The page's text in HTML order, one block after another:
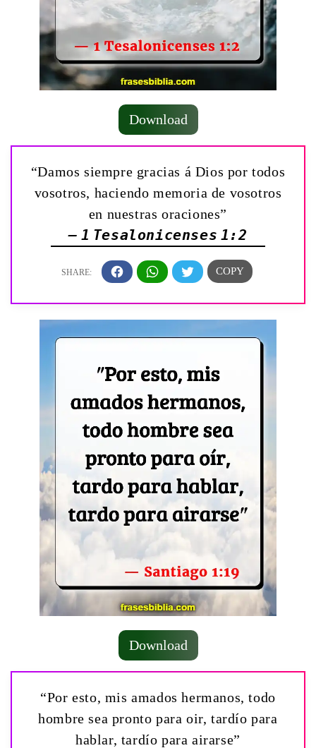
Download
“Damos siempre gracias á Dios por todos
vosotros, haciendo memoria de vosotros
en nuestras oraciones”
— 1 Tesalonicenses 1:2
Download
“Por esto, mis amados hermanos, todo
hombre sea pronto para oir, tardío para
hablar, tardío para airarse”